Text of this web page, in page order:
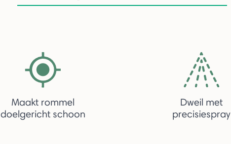
Maakt rommel
doelgericht schoon
Dweil met
precisiespray